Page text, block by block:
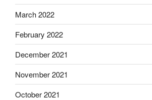
March 2022
February 2022
December 2021
November 2021
October 2021